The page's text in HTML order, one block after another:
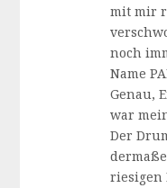
mit mir
noch
Name
Genau,
war
Der
riesigen